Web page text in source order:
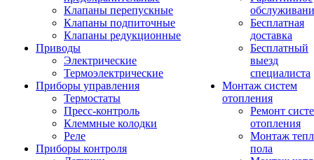
Клапаны перепускные
Клапаны подпиточные
Клапаны редукционные
Приводы
Электрические
Термоэлектрические
Приборы управления
Термостаты
Пресс-контроль
Клеммные колодки
Реле
Приборы контроля
Бесплатная
доставка
Бесплатный
выезд
специалиста
Монтаж систем
отопления
Ремонт
отопления
Монтаж
пола